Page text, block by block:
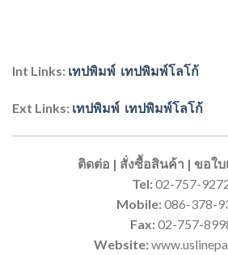
Int Links: เทปพิมพ์ เทปพิมพ์โลโก้
Ext Links: เทปพิมพ์ เทปพิมพ์โลโก้
ติดต่อ | สั่งซื้อสินค้า | ขอใบ
Tel:02-757-
Mobile:086-378-
Fax:02-757-
Website: